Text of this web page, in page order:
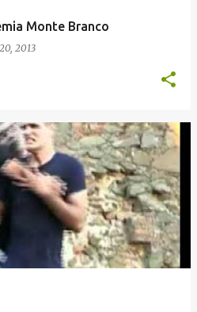
Monte Branco
2013